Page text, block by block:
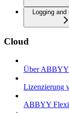
Logging and
Cloud
Über ABBYY
Lizenzierung
ABBYY